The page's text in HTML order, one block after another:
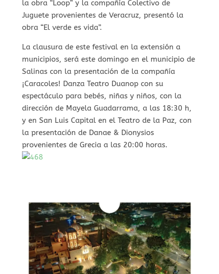
la obra “Loop” y la compañía Colectivo de
Juguete provenientes de Veracruz, presentó la
obra “El verde es vida”.
La clausura de este festival en la extensión a
municipios, será este domingo en el municipio de
Salinas con la presentación de la compañía
¡Caracoles! Danza Teatro Duanop con su
espectáculo para bebés, niñas y niños, con la
dirección de Mayela Guadarrama, a las 18:30 h,
y en San Luis Capital en el Teatro de la Paz, con
la presentación de Danae & Dionysios
provenientes de Grecia a las 20:00 horas.